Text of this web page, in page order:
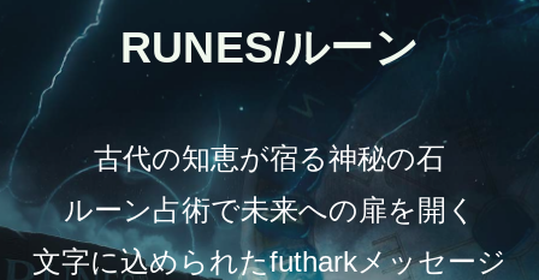
RUNES/ルーン
古代の知恵が宿る神秘の石
ルーン占術で未来への扉を開く
文字に込められたfutharkメッセージ